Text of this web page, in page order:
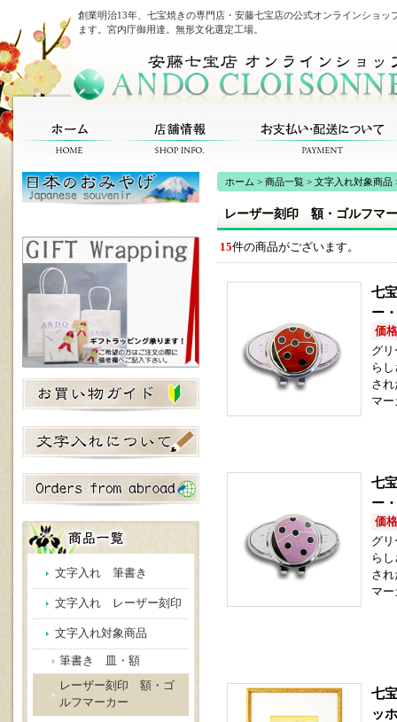
創業明治13年、七宝焼きの専門店・安藤七宝店の公式オンラインショ
ます。宮内庁御用達。無形文化選定工場。
文字入れ 筆書き
文字入れ レーザー刻印
文字入れ対象商品
筆書き 皿・額
レーザー刻印 額・ゴ
ルフマーカー
ホーム > 商品一覧 > 文字入れ対象商品
レーザー刻印 額・ゴルフマ
15件の商品がございます。
七
ー
価
グ
ら
さ
マ
七
ー
価
グ
ら
さ
マ
七
ッ